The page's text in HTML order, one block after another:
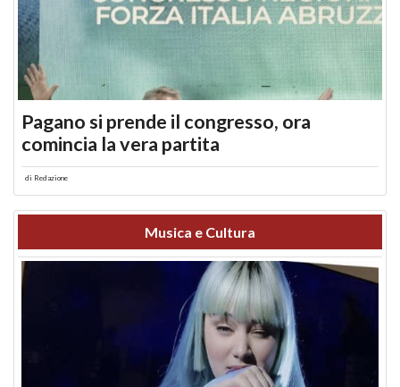
Pagano si prende il congresso, ora
comincia la vera partita
di Redazione
Musica e Cultura